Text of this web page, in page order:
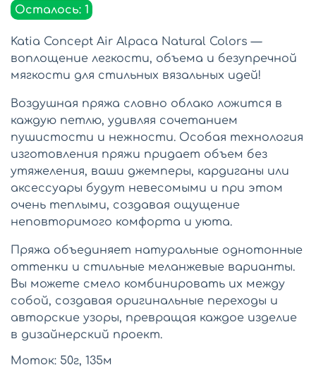
Осталось: 1
Katia Concept Air Alpaca Natural Colors —
воплощение легкости, объема и безупречной
мягкости для стильных вязальных идей!
Воздушная пряжа словно облако ложится в
каждую петлю, удивляя сочетанием
пушистости и нежности. Особая технология
изготовления пряжи придает объем без
утяжеления, ваши джемперы, кардиганы или
аксессуары будут невесомыми и при этом
очень теплыми, создавая ощущение
неповторимого комфорта и уюта.
Пряжа объединяет натуральные однотонные
оттенки и стильные меланжевые варианты.
Вы можете смело комбинировать их между
собой, создавая оригинальные переходы и
авторские узоры, превращая каждое изделие
в дизайнерский проект.
Моток: 50г, 135м